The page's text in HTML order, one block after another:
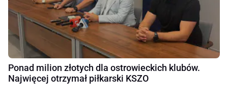
Ponad milion złotych dla ostrowieckich klubów.
Najwięcej otrzymał piłkarski KSZO